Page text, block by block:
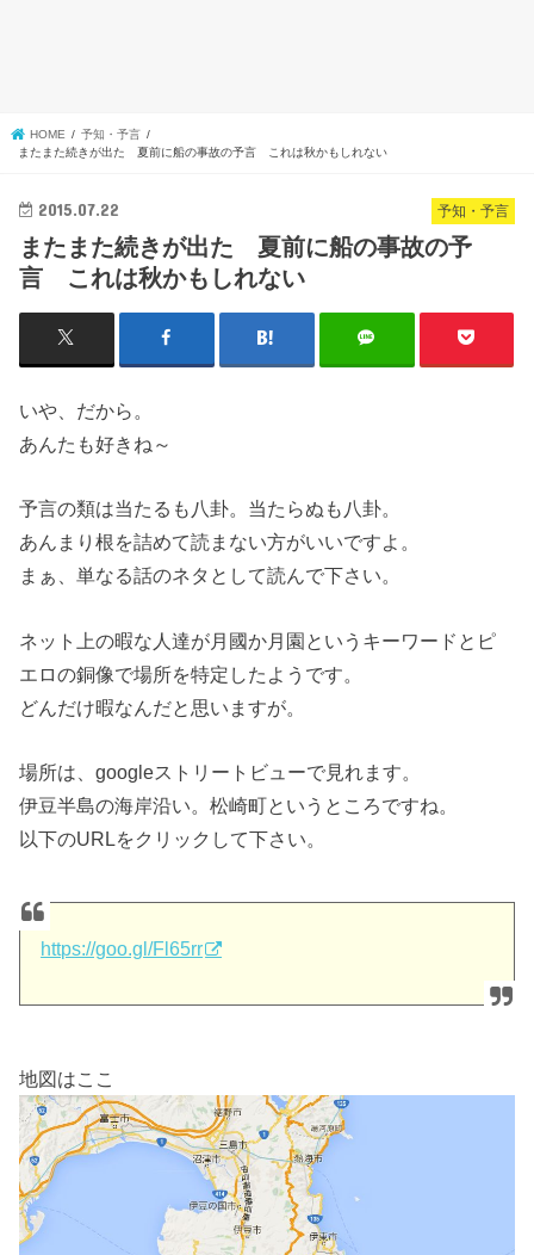
HOME
予知・予言
またまた続きが出た 夏前に船の事故の予言 これは秋かもしれない
予知・予言
2015.07.22
またまた続きが出た 夏前に船の事故の予
言 これは秋かもしれない
いや、だから。
あんたも好きね～
予言の類は当たるも八卦。当たらぬも八卦。
あんまり根を詰めて読まない方がいいですよ。
まぁ、単なる話のネタとして読んで下さい。
ネット上の暇な人達が月國か月園というキーワードとピ
エロの銅像で場所を特定したようです。
どんだけ暇なんだと思いますが。
場所は、googleストリートビューで見れます。
伊豆半島の海岸沿い。松崎町というところですね。
以下のURLをクリックして下さい。
https://goo.gl/Fl65rr
地図はここ